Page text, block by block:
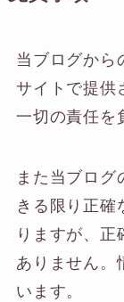
当ブログから
サイトで提供
一切の責任を
また当ブログ
きる限り正確
りますが、正
ありません。
います。